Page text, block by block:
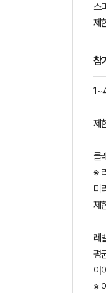
스
제
참
제
클
※
미
제
레
평
아
※